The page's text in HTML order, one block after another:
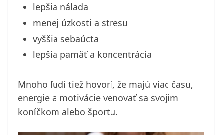
lepšia nálada
menej úzkosti a stresu
vyššia sebaúcta
lepšia pamäť a koncentrácia
Mnoho ľudí tiež hovorí, že majú viac času,
energie a motivácie venovať sa svojim
koníčkom alebo športu.